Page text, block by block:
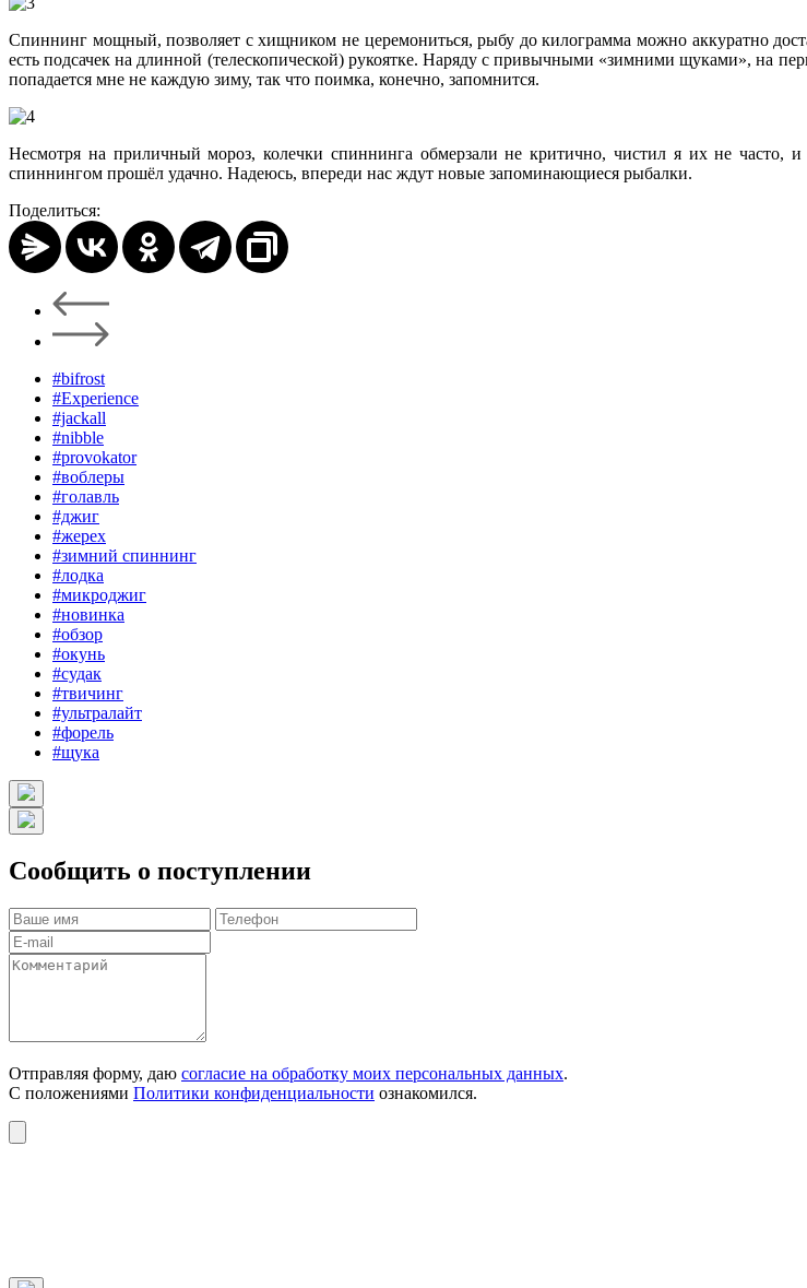
Спиннинг мощный, позволяет с хищником не церемониться, рыбу до килограмма можно аккуратно
есть подсачек на длинной (телескопической) рукоятке. Наряду с привычными «зимними щуками», на
попадается мне не каждую зиму, так что поимка, конечно, запомнится.
Несмотря на приличный мороз, колечки спиннинга обмерзали не критично, чистил я их не
спиннингом прошёл удачно. Надеюсь, впереди нас ждут новые запоминающиеся рыбалки.
Поделиться:
#bifrost
#Experience
#jackall
#nibble
#provokator
#воблеры
#голавль
#джиг
#жерех
#зимний спиннинг
#лодка
#микроджиг
#новинка
#обзор
#окунь
#судак
#твичинг
#ультралайт
#форель
#щука
Сообщить о поступлении
Отправляя форму, даю согласие на обработку моих персональных данных.
С положениями Политики конфиденциальности ознакомился.